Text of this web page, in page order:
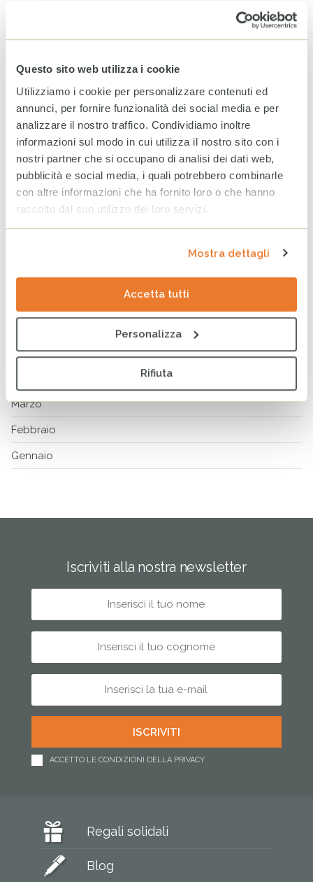
Questo sito web utilizza i cookie
Utilizziamo i cookie per personalizzare contenuti ed
annunci, per fornire funzionalità dei social media e per
analizzare il nostro traffico. Condividiamo inoltre
informazioni sul modo in cui utilizza il nostro sito con i
nostri partner che si occupano di analisi dei dati web,
pubblicità e social media, i quali potrebbero combinarle
con altre informazioni che ha fornito loro o che hanno
raccolto dal suo utilizzo dei loro servizi.
Mostra dettagli
Accetta tutti
Personalizza
Rifiuta
Aprile 2026
Marzo 2026
ARCHIVIO
2025 2024 2023
Dicembre
Novembre
Agosto
Maggio
Marzo
Febbraio
Gennaio
Iscriviti alla nostra newsletter
ACCETTO LE CONDIZIONI DELLA PRIVACY
Regali solidali
Blog